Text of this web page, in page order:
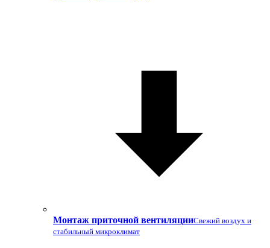
Монтаж приточной вентиляцииСвежий воздух и
стабильный микроклимат